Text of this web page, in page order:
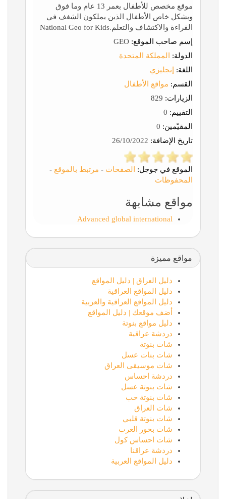
موقع مخصص للأطفال بعمر 13 عام وما فوق
وبشكل خاص الأطفال الذين يملكون الشغف في
القراءة والاكتشاف والتعلم.National Geo for Kids
إسم صاحب الموقع:
الدولة:
المملكة المتحدة
اللغة:
إنجليزي
القسم: مواقع الأطفال
الزيارات:
التقييم:
المقيّمين:
تاريخ الإضافة:
الموقع في جوجل: الصفحات - مرتبط بالموقع -
المحفوظات
مواقع مشابهة
Advanced global international
مواقع مميزة
دليل العراق | دليل المواقع
دليل المواقع العراقية
دليل المواقع العراقية والعربية
أضف موقعك | دليل المواقع
دليل مواقع بنوتة
دردشة عراقية
شات بنوتة
شات بنات عسل
شات موسيقى العراق
دردشة احساس
شات بنوتة عسل
شات بنوتة حب
شات العراق
شات بنوتة قلبي
شات بحور العرب
شات احساس كول
دردشة عراقنا
دليل المواقع العربية